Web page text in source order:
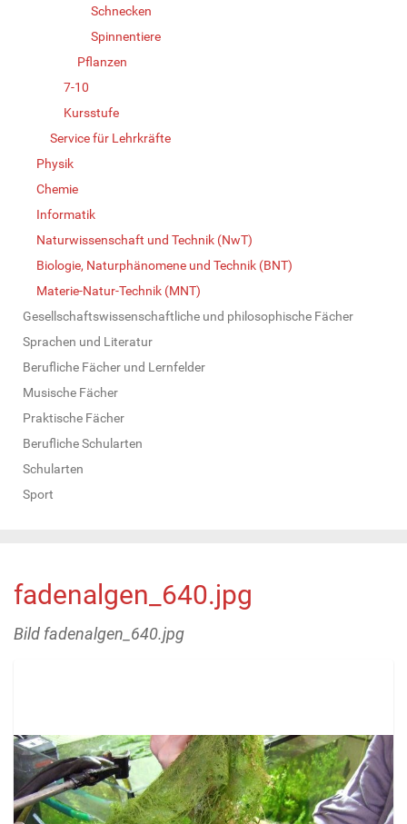
Schnecken
Spinnentiere
Pflanzen
7-10
Kursstufe
Service für Lehrkräfte
Physik
Chemie
Informatik
Naturwissenschaft und Technik (NwT)
Biologie, Naturphänomene und Technik (BNT)
Materie-Natur-Technik (MNT)
Gesellschaftswissenschaftliche und philosophische Fächer
Sprachen und Literatur
Berufliche Fächer und Lernfelder
Musische Fächer
Praktische Fächer
Berufliche Schularten
Schularten
Sport
fadenalgen_640.jpg
Bild fadenalgen_640.jpg